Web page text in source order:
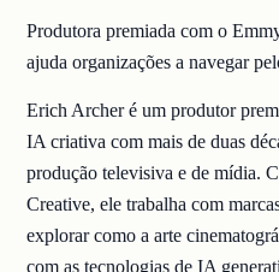
Produtora premiada com o
ajuda organizações a navegar
Erich Archer é um produtor
IA criativa com mais de duas
produção televisiva e de mídia.
Creative, ele trabalha com
explorar como a arte
com as tecnologias de IA